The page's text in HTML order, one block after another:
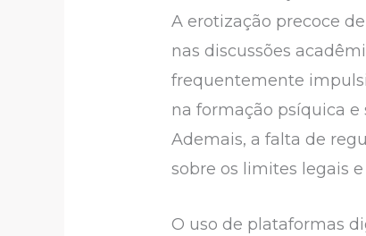
A erotização precoce
nas discussões
frequentemente
na formação psíquica e
Ademais, a falta de
sobre os limites legais
O uso de plataformas